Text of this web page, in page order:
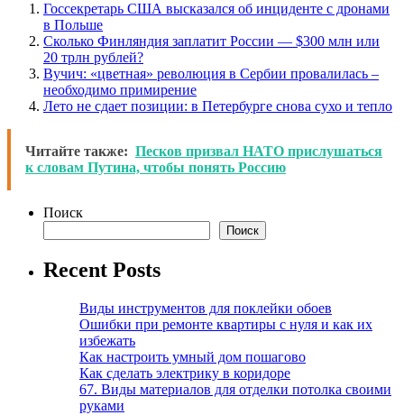
Госсекретарь США высказался об инциденте с дронами
в Польше
Сколько Финляндия заплатит России — $300 млн или
20 трлн рублей?
Вучич: «цветная» революция в Сербии провалилась –
необходимо примирение
Лето не сдает позиции: в Петербурге снова сухо и тепло
Читайте также: Песков призвал НАТО прислушаться
к словам Путина, чтобы понять Россию
Поиск
Поиск
Recent Posts
Виды инструментов для поклейки обоев
Ошибки при ремонте квартиры с нуля и как их
избежать
Как настроить умный дом пошагово
Как сделать электрику в коридоре
67. Виды материалов для отделки потолка своими
руками